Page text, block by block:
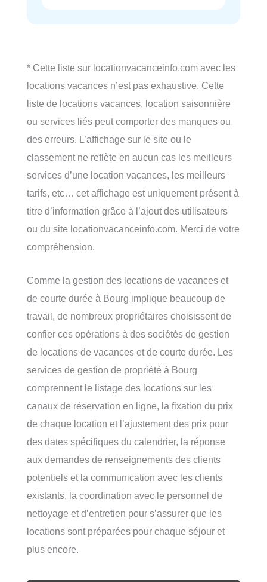
* Cette liste sur locationvacanceinfo.com avec les
locations vacances n’est pas exhaustive. Cette
liste de locations vacances, location saisonnière
ou services liés peut comporter des manques ou
des erreurs. L’affichage sur le site ou le
classement ne reflète en aucun cas les meilleurs
services d’une location vacances, les meilleurs
tarifs, etc… cet affichage est uniquement présent à
titre d’information grâce à l’ajout des utilisateurs
ou du site locationvacanceinfo.com. Merci de votre
compréhension.
Comme la gestion des locations de vacances et
de courte durée à Bourg implique beaucoup de
travail, de nombreux propriétaires choisissent de
confier ces opérations à des sociétés de gestion
de locations de vacances et de courte durée. Les
services de gestion de propriété à Bourg
comprennent le listage des locations sur les
canaux de réservation en ligne, la fixation du prix
de chaque location et l’ajustement des prix pour
des dates spécifiques du calendrier, la réponse
aux demandes de renseignements des clients
potentiels et la communication avec les clients
existants, la coordination avec le personnel de
nettoyage et d’entretien pour s’assurer que les
locations sont préparées pour chaque séjour et
plus encore.